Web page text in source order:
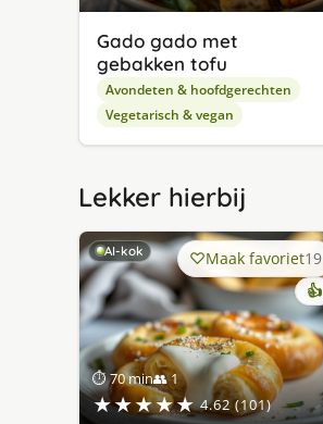
Gado gado met
gebakken tofu
Avondeten & hoofdgerechten
Vegetarisch & vegan
Lekker hierbij
AI-kok
⏱ 70 min👥 1
★★★★★ 4.62 (101)
Maak favoriet19
👍